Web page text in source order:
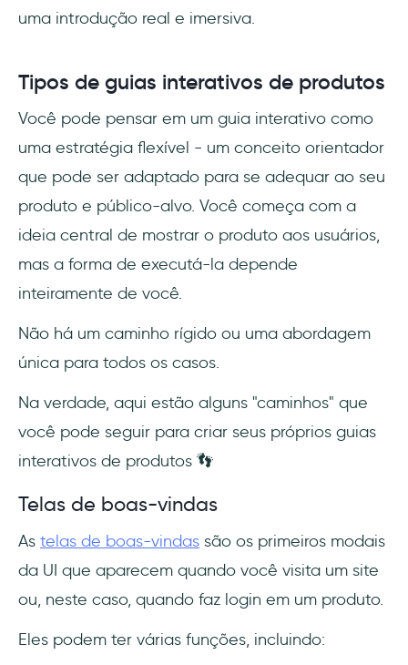
uma introdução real e imersiva.
Tipos de guias interativos de produtos
Você pode pensar em um guia interativo como
uma estratégia flexível - um conceito orientador
que pode ser adaptado para se adequar ao seu
produto e público-alvo. Você começa com a
ideia central de mostrar o produto aos usuários,
mas a forma de executá-la depende
inteiramente de você.
Não há um caminho rígido ou uma abordagem
única para todos os casos.
Na verdade, aqui estão alguns "caminhos" que
você pode seguir para criar seus próprios guias
interativos de produtos 👣
Telas de boas-vindas
As telas de boas-vindas são os primeiros modais
da UI que aparecem quando você visita um site
ou, neste caso, quando faz login em um produto.
Eles podem ter várias funções, incluindo: